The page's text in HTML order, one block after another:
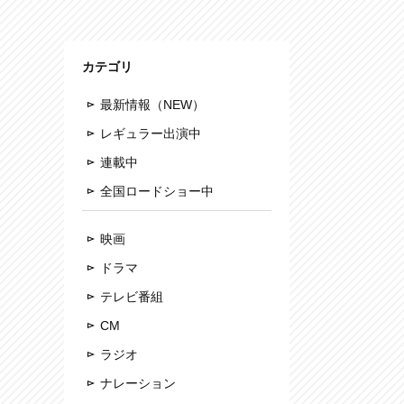
カテゴリ
最新情報（NEW）
レギュラー出演中
連載中
全国ロードショー中
映画
ドラマ
テレビ番組
CM
ラジオ
ナレーション